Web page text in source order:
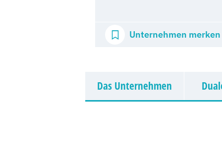
Unternehmen merken
Das Unternehmen